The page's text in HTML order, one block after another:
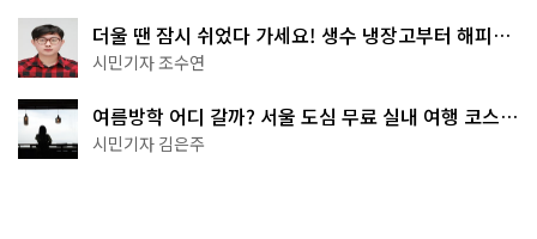
더울 땐 잠시 쉬었다 가세요! 생수 냉장고부터 해피소
·무더위쉼터까지
시민기자 조수연
여름방학 어디 갈까? 서울 도심 무료 실내 여행 코스
추천
시민기자 김은주